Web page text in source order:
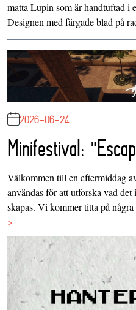
matta Lupin som är handtuftad i
Designen med färgade blad på
2026-06-24
Minifestival:
Välkommen till en eftermiddag
användas för att utforska vad
skapas. Vi kommer titta på
>